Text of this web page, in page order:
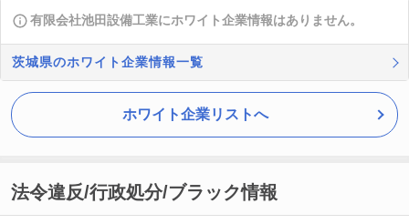
有限会社池田設備工業にホワイト企業情報はありません。
茨城県のホワイト企業情報一覧
ホワイト企業リストへ
法令違反/行政処分/ブラック情報